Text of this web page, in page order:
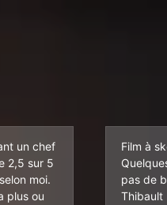
un chef
2,5 sur 5
moi.
plus ou
Film à
pas de
Thibault